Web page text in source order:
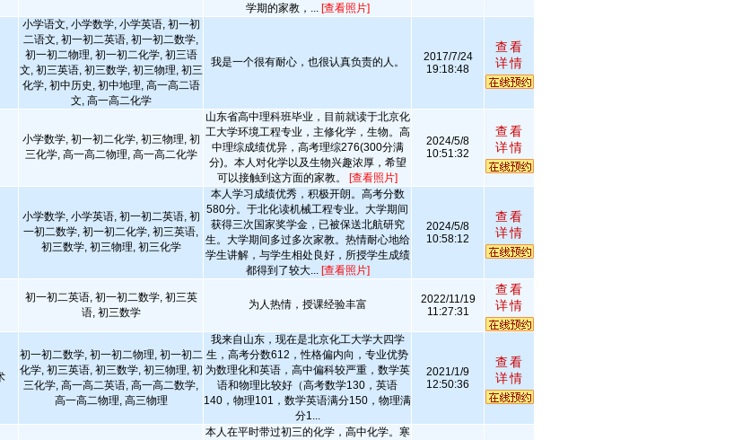
学期的家教，... [查看照片]
小学语文, 小学数学, 小学英语, 初一初
二语文, 初一初二英语, 初一初二数学,
初一初二物理, 初一初二化学, 初三语
文, 初三英语, 初三数学, 初三物理, 初三
化学, 初中历史, 初中地理, 高一高二语
文, 高一高二化学
我是一个很有耐心，也很认真负责的人。
2017/7/24
19:18:48
查看
详情
小学数学, 初一初二化学, 初三物理, 初
三化学, 高一高二物理, 高一高二化学
山东省高中理科班毕业，目前就读于北京化
工大学环境工程专业，主修化学，生物。高
中理综成绩优异，高考理综276(300分满
分)。本人对化学以及生物兴趣浓厚，希望
可以接触到这方面的家教。 [查看照片]
2024/5/8
10:51:32
查看
详情
小学数学, 小学英语, 初一初二英语, 初
一初二数学, 初一初二化学, 初三英语,
初三数学, 初三物理, 初三化学
本人学习成绩优秀，积极开朗。高考分数
580分。于北化读机械工程专业。大学期间
获得三次国家奖学金，已被保送北航研究
生。大学期间多过多次家教。热情耐心地给
学生讲解，与学生相处良好，所授学生成绩
都得到了较大... [查看照片]
2024/5/8
10:58:12
查看
详情
初一初二英语, 初一初二数学, 初三英
语, 初三数学
为人热情，授课经验丰富
2022/11/19
11:27:31
查看
详情
初一初二数学, 初一初二物理, 初一初二
化学, 初三英语, 初三数学, 初三物理, 初
三化学, 高一高二英语, 高一高二数学,
高一高二物理, 高三物理
我来自山东，现在是北京化工大学大四学
生，高考分数612，性格偏内向，专业优势
为数理化和英语，高中偏科较严重，数学英
语和物理比较好（高考数学130，英语
140，物理101，数学英语满分150，物理满
分1...
2021/1/9
12:50:36
查看
详情
本人在平时带过初三的化学，高中化学。寒